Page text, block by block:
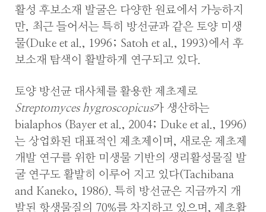
활성 후보소재 발굴은 다양한 원료에서 가능하지
만, 최근 들어서는 특히 방선균과 같은 토양 미생
물(Duke et al., 1996; Satoh et al., 1993)에서 후
보소재 탐색이 활발하게 연구되고 있다.
토양 방선균 대사체를 활용한 제초제로
Streptomyces hygroscopicus가 생산하는
bialaphos (Bayer et al., 2004; Duke et al., 1996)
는 상업화된 대표적인 제초제이며, 새로운 제초제
개발 연구를 위한 미생물 기반의 생리활성물질 발
굴 연구도 활발히 이루어 지고 있다(Tachibana
and Kaneko, 1986). 특히 방선균은 지금까지 개
발된 항생물질의 70%를 차지하고 있으며, 제초활